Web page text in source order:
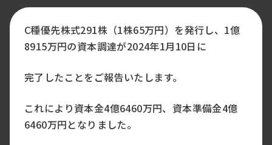
C種優先株式291株（1株65万円）を発行し、1億
8915万円の資本調達が2024年1月10日に
完了したことをご報告いたします。
これにより資本金4億6460万円、資本準備金4億
6460万円となりました。